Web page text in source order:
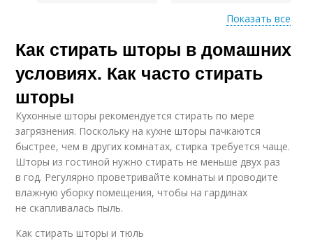
Шторы из тафты
Показать все
Как стирать шторы в домашних
условиях. Как часто стирать
шторы
Кухонные шторы рекомендуется стирать по мере
загрязнения. Поскольку на кухне шторы пачкаются
быстрее, чем в других комнатах, стирка требуется чаще.
Шторы из гостиной нужно стирать не меньше двух раз
в год. Регулярно проветривайте комнаты и проводите
влажную уборку помещения, чтобы на гардинах
не скапливалась пыль.
Как стирать шторы и тюль